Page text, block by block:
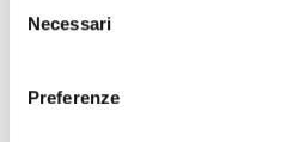
delNecessari
Preferenze
Ai sensi e per gli effetti